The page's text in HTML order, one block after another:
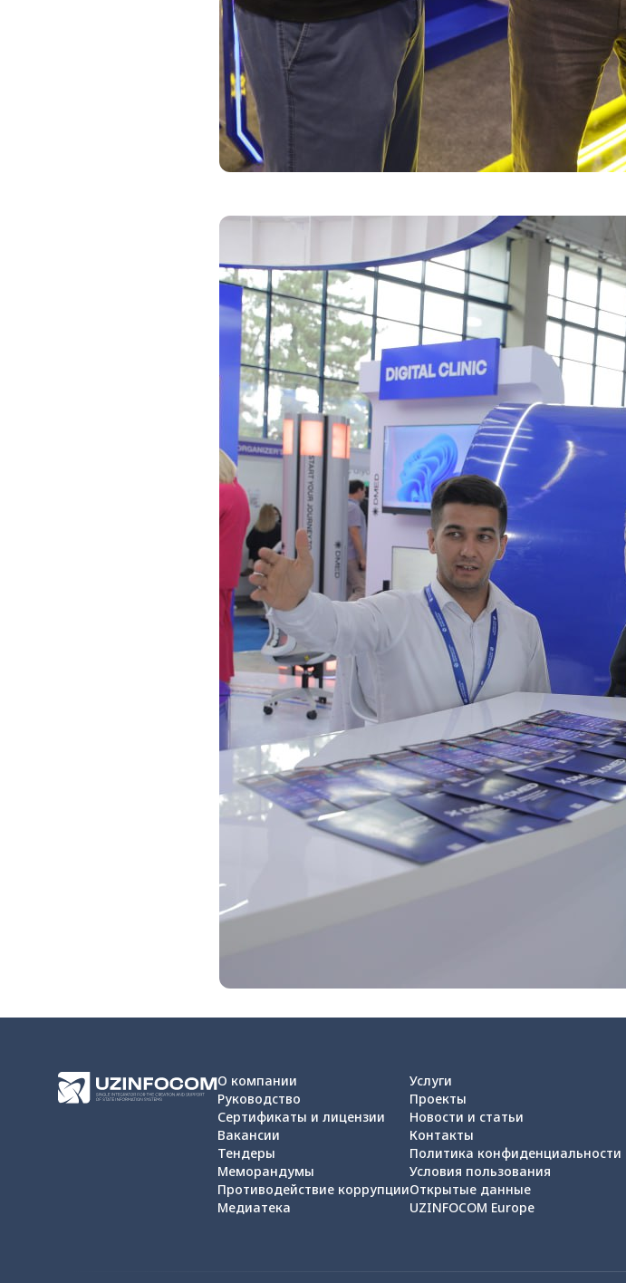
О компании
Руководство
Сертификаты и лицензии
Вакансии
Тендеры
Меморандумы
Противодействие коррупции
Медиатека
Услуги
Проекты
Новости и статьи
Контакты
Политика конфиденциальности
Условия пользования
Открытые данные
UZINFOCOM Europe